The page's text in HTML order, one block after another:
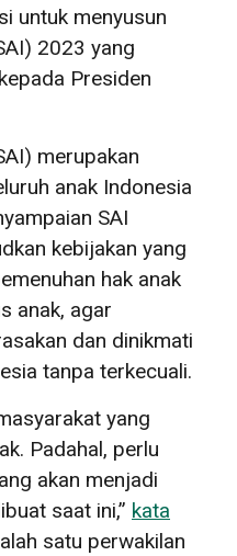
untuk menyusun
2023 yang
Presiden
merupakan
anak Indonesia
SAI
kebijakan yang
hak anak
anak, agar
dan dinikmati
tanpa terkecuali.
yang
Padahal, perlu
akan menjadi
saat ini,” kata
satu perwakilan